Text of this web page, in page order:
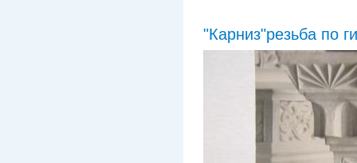
"Карниз"резьба по